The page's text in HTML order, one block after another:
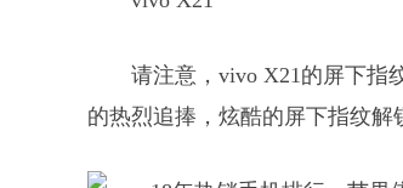
请注意，vivo X21的屏下指
的热烈追捧，炫酷的屏下指纹解